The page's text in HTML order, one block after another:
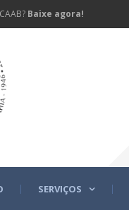
Baixe agora!
SERVIÇOS